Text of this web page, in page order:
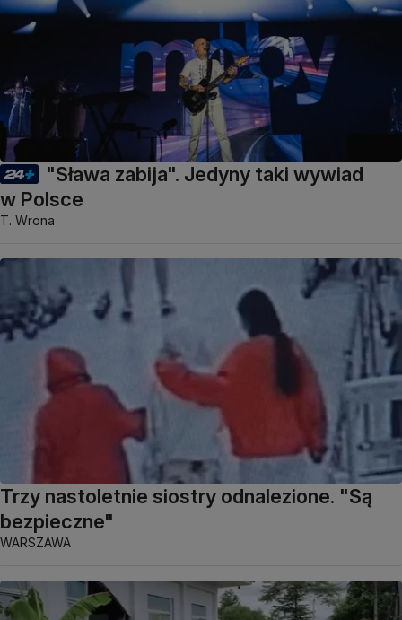
"Sława zabija". Jedyny taki wywiad
w Polsce
T. Wrona
Trzy nastoletnie siostry odnalezione. "Są
bezpieczne"
WARSZAWA